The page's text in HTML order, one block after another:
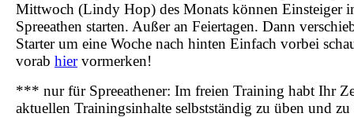
Mittwoch (Lindy Hop) des Monats können Einsteiger
Spreeathen starten. Außer an Feiertagen. Dann
Starter um eine Woche nach hinten Einfach vorbei
vorab hiervormerken!
*** nur für Spreeathener: Im freien Training habt Ihr
aktuellen Trainingsinhalte selbstständig zu üben und zu